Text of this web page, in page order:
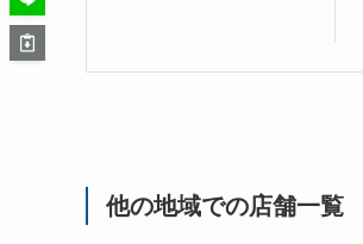
他の地域での店舗一覧